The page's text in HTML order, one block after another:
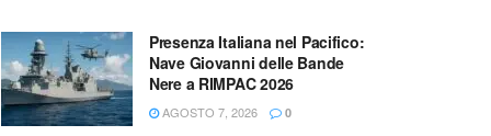
Presenza Italiana nel Pacifico:
Nave Giovanni delle Bande
Nere a RIMPAC 2026
AGOSTO 7, 2026 0